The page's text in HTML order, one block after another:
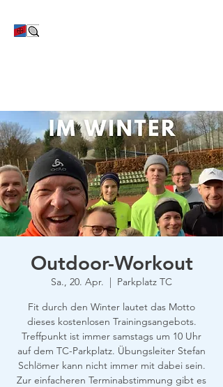
Outdoor-Workout
Sa., 20. Apr.
  |
Parkplatz TC
Fit durch den Winter lautet das Motto
dieses kostenlosen Trainingsangebots.
Treffpunkt ist immer samstags um 10 Uhr
auf dem TC-Parkplatz. Übungsleiter Stefan
Schlömer kann nicht immer mit dabei sein.
Zur einfacheren Terminabstimmung gibt es